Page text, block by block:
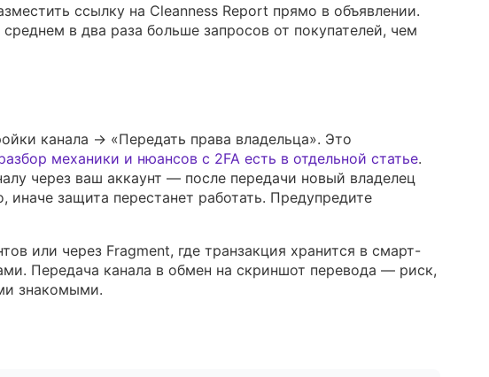
ссылку на Cleanness Report прямо в объявлении.
в два раза больше запросов от покупателей, чем
канала → «Передать права владельца». Это
механики и нюансов с 2FA есть в отдельной статье.
через ваш аккаунт — после передачи новый владелец
защита перестанет работать. Предупредите
или через Fragment, где транзакция хранится в смарт-
Передача канала в обмен на скриншот перевода — риск,
знакомыми.